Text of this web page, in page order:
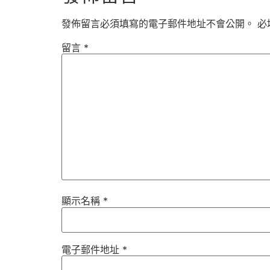
發佈留言必須填寫的電子郵件地址不會公開。 必
留言 *
顯示名稱 *
電子郵件地址 *